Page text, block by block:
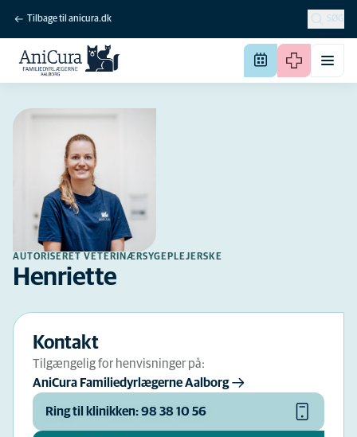
Tilbage til anicura.dk SØG
AUTORISERET VETERINÆRSYGEPLEJERSKE
Henriette
Kontakt
Tilgængelig for henvisninger på:
AniCura Familiedyrlægerne Aalborg
Ring til klinikken: 98 38 10 56